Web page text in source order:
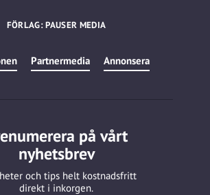
FÖRLAG: PAUSER MEDIA
Partnermedia Annonsera
på vårt
nyhetsbrev
och tips helt kostnadsfritt
direkt i inkorgen.